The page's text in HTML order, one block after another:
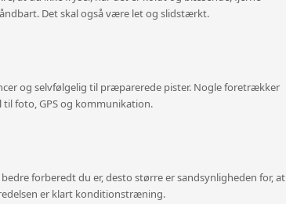
Det skal også være let og slidstærkt.
og selvfølgelig til præparerede pister. Nogle foretrækker
foto, GPS og kommunikation.
forberedt du er, desto større er sandsynligheden for, at
er klart konditionstræning.